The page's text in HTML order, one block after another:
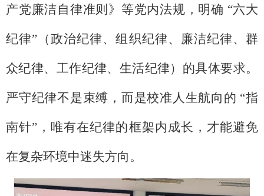
产党廉洁自律准则》等党内法规，明确 “六大
纪律”（政治纪律、组织纪律、廉洁纪律、群
众纪律、工作纪律、生活纪律）的具体要求。
严守纪律不是束缚，而是校准人生航向的 “指
南针”，唯有在纪律的框架内成长，才能避免
在复杂环境中迷失方向。